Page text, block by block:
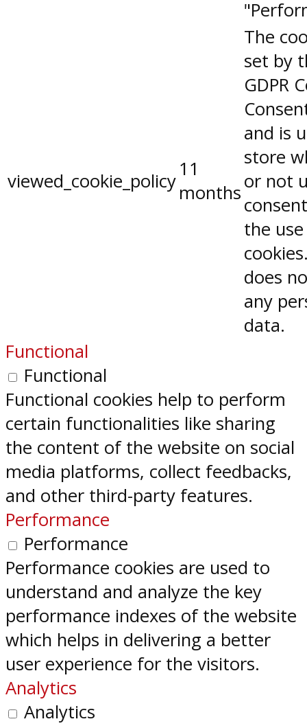
viewed_cookie_policy
11
months
The
set by
GDPR
and is
store
or not
the
does
any
data.
Functional
Functional
Functional cookies help to perform
certain functionalities like sharing
the content of the website on social
media platforms, collect feedbacks,
and other third-party features.
Performance
Performance
Performance cookies are used to
understand and analyze the key
performance indexes of the website
which helps in delivering a better
user experience for the visitors.
Analytics
Analytics